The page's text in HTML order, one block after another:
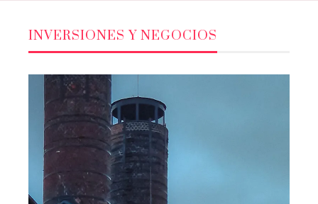
INVERSIONES Y NEGOCIOS